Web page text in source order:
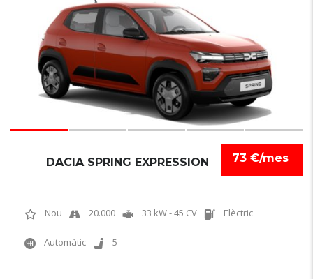
73 €/mes
DACIA SPRING EXPRESSION
Nou 20.000 33 kW - 45 CV Elèctric
Automàtic 5